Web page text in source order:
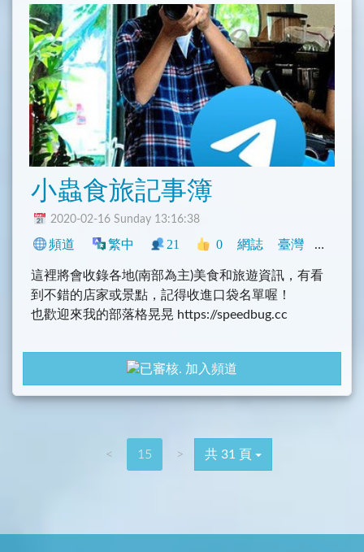
小蟲食旅記事簿
2020-02-16 Sunday 13:16:38
頻道 繁中 21 0 網誌 臺灣 旅遊
這裡將會收錄各地(南部為主)美食和旅遊資訊，有看
到不錯的店家或景點，記得收進口袋名單喔！
也歡迎來我的部落格晃晃 https://speedbug.cc
加入頻道
< 15 > 共 31 頁